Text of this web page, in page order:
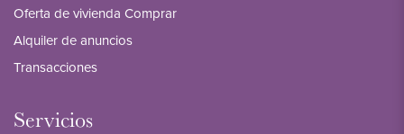
Oferta de vivienda Comprar
Alquiler de anuncios
Transacciones
Servicios